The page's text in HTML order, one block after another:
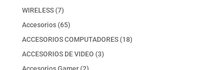
WIRELESS 77
productos
Accesorios 6565
productos
ACCESORIOS COMPUTADORES 1818
ACCESORIOS DE VIDEO 33
Accesorios Gamer 22